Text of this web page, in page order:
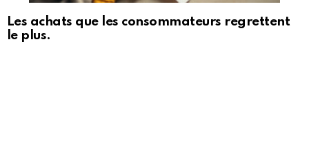
Les achats que les consommateurs regrettent
le plus.